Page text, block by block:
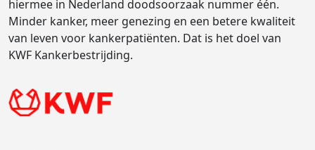
hiermee in Nederland doodsoorzaak nummer één.
Minder kanker, meer genezing en een betere kwaliteit
van leven voor kankerpatiënten. Dat is het doel van
KWF Kankerbestrijding.